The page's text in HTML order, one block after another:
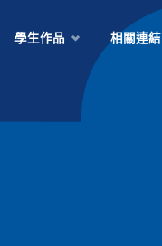
學生作品 相關連結